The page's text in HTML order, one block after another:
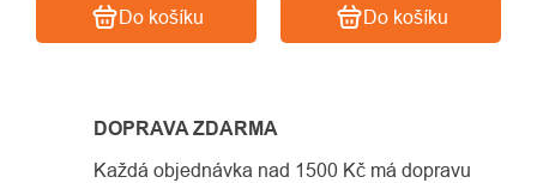
Do košíku Do košíku
DOPRAVA ZDARMA
Každá objednávka nad 1500 Kč má dopravu